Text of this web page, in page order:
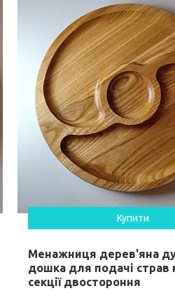
Купити
Менажниця дерев'яна
дошка для подачі страв
секції двостороння